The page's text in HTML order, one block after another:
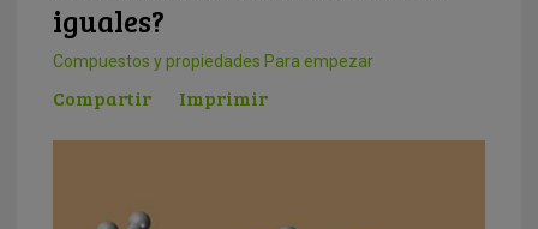
iguales?
Compuestos y propiedades Para empezar
Compartir Imprimir